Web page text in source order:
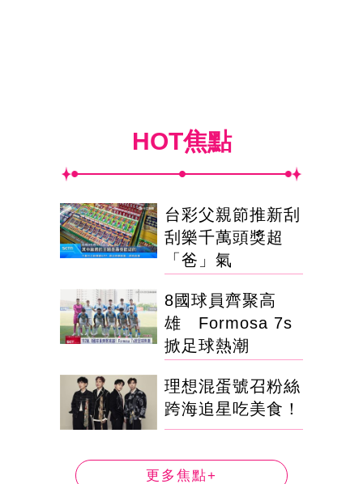
HOT焦點
台彩父親節推新刮
刮樂千萬頭獎超
「爸」氣
8國球員齊聚高
雄 Formosa 7s
掀足球熱潮
理想混蛋號召粉絲
跨海追星吃美食！
更多焦點+